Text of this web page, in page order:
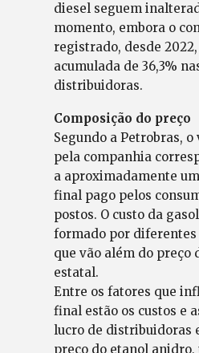
diesel seguem
momento, embora o
registrado, desde
acumulada de 36,3%
distribuidoras.
Composição do preço
Segundo a Petrobras,
pela companhia
a aproximadamente
final pago pelos
postos. O custo da
formado por diferentes
que vão além do preço
estatal.
Entre os fatores que
final estão os custos e
lucro de distribuidoras
preço do etanol